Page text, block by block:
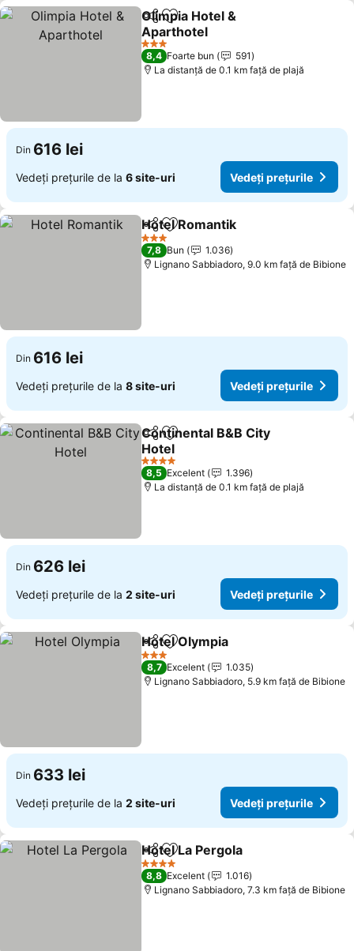
DistribuițiAdăugaţi la favorite
Olimpia Hotel &
Aparthotel
3 Stele
8,4 Foarte bun
591
La distanță de 0.1 km față de plajă
Din 616 lei
Vedeți prețurile de la 6 site-uri Vedeți prețurile
DistribuițiAdăugaţi la favorite
Hotel Romantik
3 Stele
7,8 Bun
1.036
Lignano Sabbiadoro, 9.0 km faţă de Bibione
Din 616 lei
Vedeți prețurile de la 8 site-uri Vedeți prețurile
DistribuițiAdăugaţi la favorite
Continental B&B City
Hotel
4 Stele
8,5 Excelent
1.396
La distanță de 0.1 km față de plajă
Din 626 lei
Vedeți prețurile de la 2 site-uri Vedeți prețurile
DistribuițiAdăugaţi la favorite
Hotel Olympia
3 Stele
8,7 Excelent
1.035
Lignano Sabbiadoro, 5.9 km faţă de Bibione
Din 633 lei
Vedeți prețurile de la 2 site-uri Vedeți prețurile
DistribuițiAdăugaţi la favorite
Hotel La Pergola
4 Stele
8,8 Excelent
1.016
Lignano Sabbiadoro, 7.3 km faţă de Bibione